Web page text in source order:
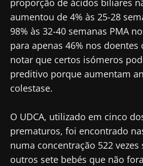
aumentou de 4% às 25-28
98% às 32-40 semanas PMA
para apenas 46% nos doentes
notar que certos isómeros
preditivo porque aumentam
colestase.
O UDCA, utilizado em cinco
prematuros, foi encontrado
numa concentração 522
outros sete bebés que não
das
microbiotas
na saúde
reprodutiva
Ler o artigo
do cancro
indicador
Ler o